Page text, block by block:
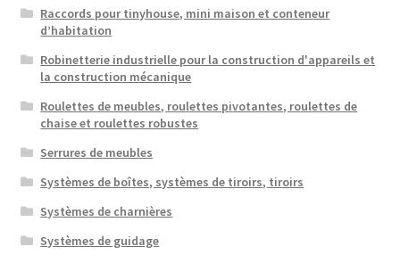
Raccords pour tinyhouse, mini maison et conteneur
d’habitation
Robinetterie industrielle pour la construction d'appareils et
la construction mécanique
Roulettes de meubles, roulettes pivotantes, roulettes de
chaise et roulettes robustes
Serrures de meubles
Systèmes de boîtes, systèmes de tiroirs, tiroirs
Systèmes de charnières
Systèmes de guidage